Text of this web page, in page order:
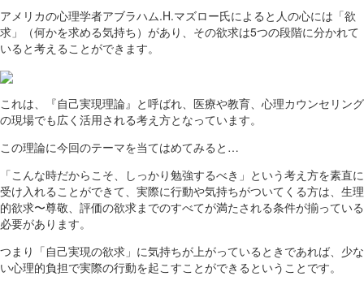
アメリカの心理学者アブラハム.H.マズロー氏によると人の心には「欲
求」（何かを求める気持ち）があり、その欲求は5つの段階に分かれて
いると考えることができます。
これは、『自己実現理論』と呼ばれ、医療や教育、心理カウンセリング
の現場でも広く活用される考え方となっています。
この理論に今回のテーマを当てはめてみると…
「こんな時だからこそ、しっかり勉強するべき」という考え方を素直に
受け入れることができて、実際に行動や気持ちがついてくる方は、生理
的欲求〜尊敬、評価の欲求までのすべてが満たされる条件が揃っている
必要があります。
つまり「自己実現の欲求」に気持ちが上がっているときであれば、少な
い心理的負担で実際の行動を起こすことができるということです。